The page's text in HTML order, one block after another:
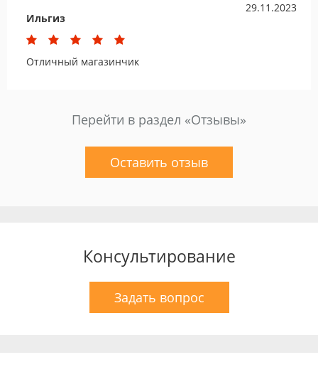
29.11.2023
Ильгиз
Отличный магазинчик
Перейти в раздел «Отзывы»
Оставить отзыв
Консультирование
Задать вопрос